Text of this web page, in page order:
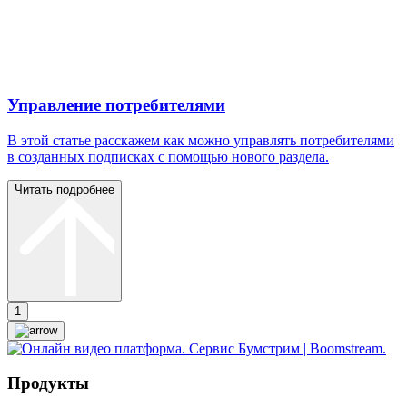
Управление потребителями
В этой статье расскажем как можно управлять потребителями
в созданных подписках с помощью нового раздела.
Читать подробнее
1
Продукты